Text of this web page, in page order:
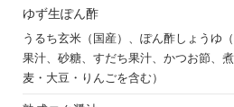
ゆず生ぽん酢
うるち玄米（国産）、ぽん酢しょうゆ
果汁、砂糖、すだち果汁、かつお節、
麦・大豆・りんごを含む）